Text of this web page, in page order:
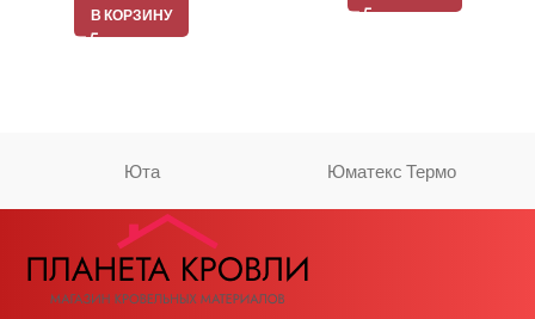
В КОРЗИНУ
Юта Юматекс Термо